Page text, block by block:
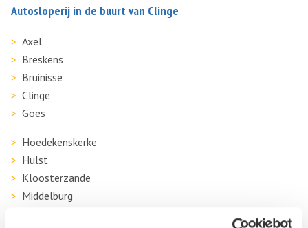
Autosloperij in de buurt van Clinge
Axel
Breskens
Bruinisse
Clinge
Goes
Hoedekenskerke
Hulst
Kloosterzande
Middelburg